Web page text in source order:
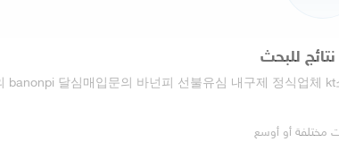
للبحث
banonpi 달심매입문의 바넌피 선불유심 내구제 정식업체
مختلفة أو أوسع